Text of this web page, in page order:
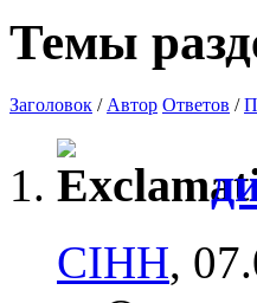
Темы
Заголовок / Автор Ответов /
CIHH,